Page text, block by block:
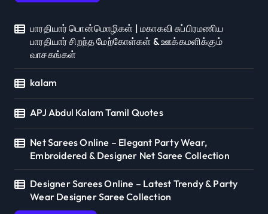
பாரதியார் பொன்மொழிகள் | மகாகவி சுப்பிரமணிய
பாரதியார் சிறந்த மேற்கோள்கள் & ஊக்கமளிக்கும்
வாசகங்கள்
kalam
APJ Abdul Kalam Tamil Quotes
Net Sarees Online – Elegant Party Wear,
Embroidered & Designer Net Saree Collection
Designer Sarees Online – Latest Trendy & Party
Wear Designer Saree Collection